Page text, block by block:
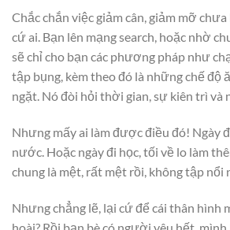
Chắc chắn việc giảm cân, giảm mỡ
cứ ai. Bạn lên mạng search, hoặc nhờ
sẽ chỉ cho bạn các phương pháp như
tập bụng, kèm theo đó là những chế độ
ngặt. Nó đòi hỏi thời gian, sự kiên trì và
Nhưng mấy ai làm được điều đó! Ngày
nước. Hoặc ngày đi học, tối về lo làm
chung là mệt, rất mệt rồi, không tập nổi
Nhưng chẳng lẽ, lại cứ để cái thân hình